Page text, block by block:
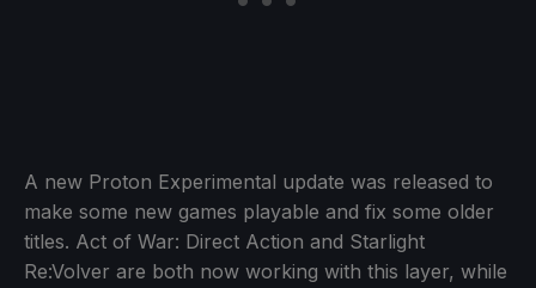
A new Proton Experimental update was released to
make some new games playable and fix some older
titles. Act of War: Direct Action and Starlight
Re:Volver are both now working with this layer, while